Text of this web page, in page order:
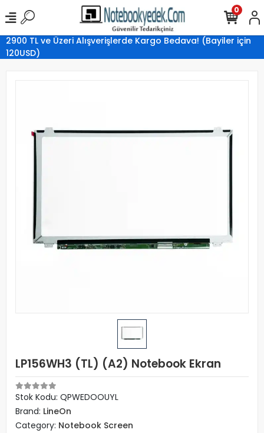
2900 TL ve Üzeri Alışverişlerde Kargo Bedava! (Bayiler için
120USD)
0
LP156WH3 (TL) (A2) Notebook Ekran
Stok Kodu: QPWEDOOUYL
Brand: LineOn
Category: Notebook Screen